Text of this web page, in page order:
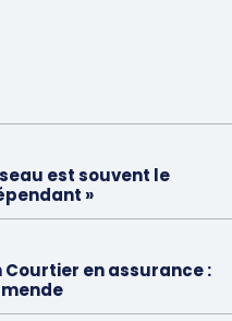
est souvent le
»
Courtier en assurance :